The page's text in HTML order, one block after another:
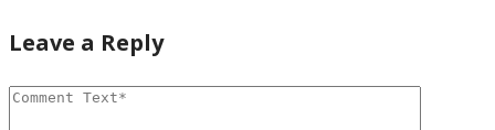
Leave a Reply